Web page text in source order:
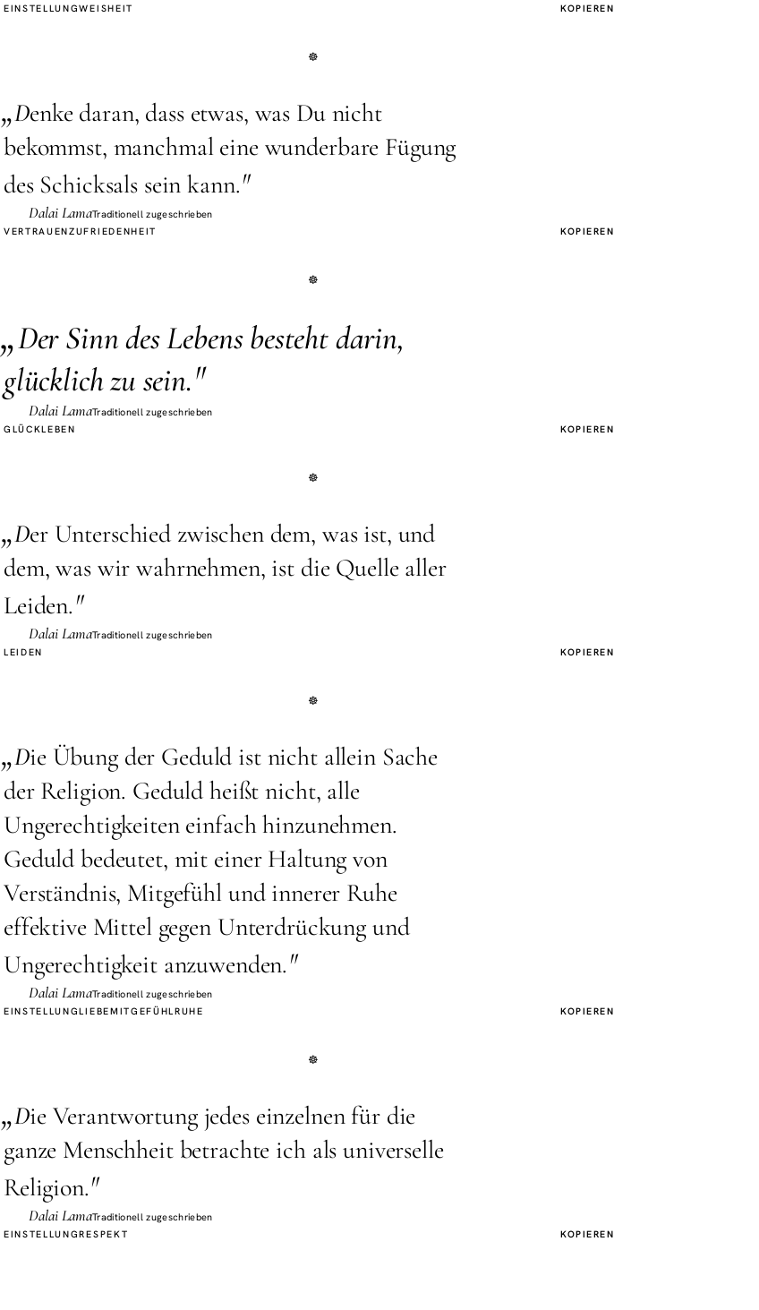
EINSTELLUNGWEISHEIT KOPIEREN
„Denke daran, dass etwas, was Du nicht
bekommst, manchmal eine wunderbare Fügung
des Schicksals sein kann."
Dalai LamaTraditionell zugeschrieben
VERTRAUENZUFRIEDENHEIT KOPIEREN
„Der Sinn des Lebens besteht darin,
glücklich zu sein."
Dalai LamaTraditionell zugeschrieben
GLÜCKLEBEN KOPIEREN
„Der Unterschied zwischen dem, was ist, und
dem, was wir wahrnehmen, ist die Quelle aller
Leiden."
Dalai LamaTraditionell zugeschrieben
LEIDEN
KOPIEREN
„Die Übung der Geduld ist nicht allein Sache
der Religion. Geduld heißt nicht, alle
Ungerechtigkeiten einfach hinzunehmen.
Geduld bedeutet, mit einer Haltung von
Verständnis, Mitgefühl und innerer Ruhe
effektive Mittel gegen Unterdrückung und
Ungerechtigkeit anzuwenden."
Dalai LamaTraditionell zugeschrieben
EINSTELLUNGLIEBEMITGEFÜHLRUHE KOPIEREN
„Die Verantwortung jedes einzelnen für die
ganze Menschheit betrachte ich als universelle
Religion."
Dalai LamaTraditionell zugeschrieben
EINSTELLUNGRESPEKT KOPIEREN